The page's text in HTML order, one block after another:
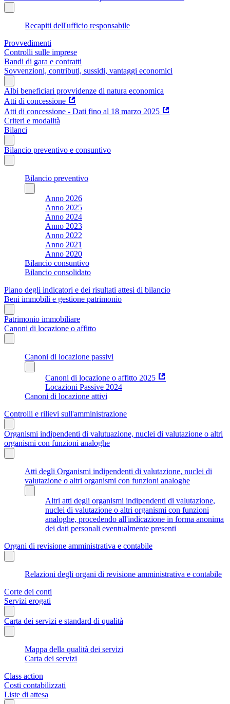
Recapiti dell'ufficio responsabile
Provvedimenti
Controlli sulle imprese
Bandi di gara e contratti
Sovvenzioni, contributi, sussidi, vantaggi economici
Albi beneficiari provvidenze di natura economica
Atti di concessione
Atti di concessione - Dati fino al 18 marzo 2025
Criteri e modalità
Bilanci
Bilancio preventivo e consuntivo
Bilancio preventivo
Anno 2026
Anno 2025
Anno 2024
Anno 2023
Anno 2022
Anno 2021
Anno 2020
Bilancio consuntivo
Bilancio consolidato
Piano degli indicatori e dei risultati attesi di bilancio
Beni immobili e gestione patrimonio
Patrimonio immobiliare
Canoni di locazione o affitto
Canoni di locazione passivi
Canoni di locazione o affitto 2025
Locazioni Passive 2024
Canoni di locazione attivi
Controlli e rilievi sull'amministrazione
Organismi indipendenti di valutuazione, nuclei di valutazione o altri
organismi con funzioni analoghe
Atti degli Organismi indipendenti di valutazione, nuclei di
valutazione o altri organismi con funzioni analoghe
Altri atti degli organismi indipendenti di valutazione,
nuclei di valutazione o altri organismi con funzioni
analoghe, procedendo all'indicazione in forma anonima
dei dati personali eventualmente presenti
Organi di revisione amministrativa e contabile
Relazioni degli organi di revisione amministrativa e contabile
Corte dei conti
Servizi erogati
Carta dei servizi e standard di qualità
Mappa della qualità dei servizi
Carta dei servizi
Class action
Costi contabilizzati
Liste di attesa